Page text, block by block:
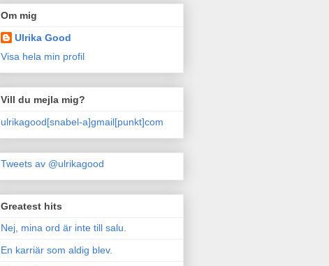
Om mig
Ulrika Good
Visa hela min profil
Vill du mejla mig?
ulrikagood[snabel-a]gmail[punkt]com
Tweets av @ulrikagood
Greatest hits
Nej, mina ord är inte till salu.
En karriär som aldig blev.